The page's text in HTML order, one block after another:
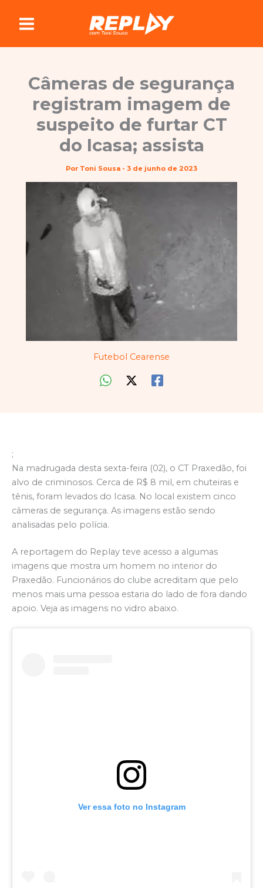
conteúdo
Câmeras de segurança
registram imagem de
suspeito de furtar CT
do Icasa; assista
Por Toni Sousa - 3 de junho de 2023
Futebol Cearense
;
Na madrugada desta sexta-feira (02), o CT Praxedão, foi
alvo de criminosos. Cerca de R$ 8 mil, em chuteiras e
tênis, foram levados do Icasa. No local existem cinco
câmeras de segurança. As imagens estão sendo
analisadas pelo polícia.
A reportagem do Replay teve acesso a algumas
imagens que mostra um homem no interior do
Praxedão. Funcionários do clube acreditam que pelo
menos mais uma pessoa estaria do lado de fora dando
apoio. Veja as imagens no vidro abaixo.
Ver essa foto no Instagram